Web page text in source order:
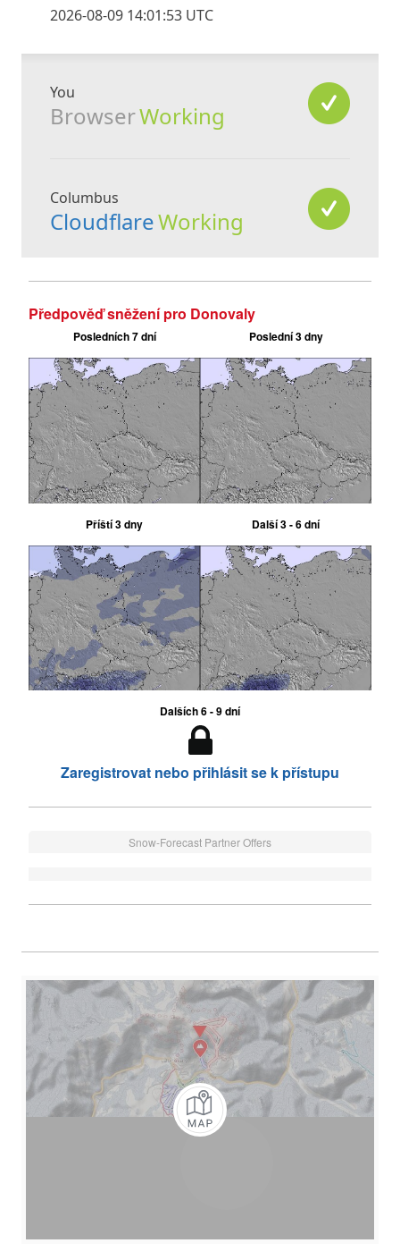
Předpověď sněžení pro Donovaly
Posledních 7 dní Poslední 3 dny
Příští 3 dny Další 3 - 6 dní
Dalších 6 - 9 dní
Zaregistrovat nebo přihlásit se k přístupu
Snow-Forecast Partner Offers